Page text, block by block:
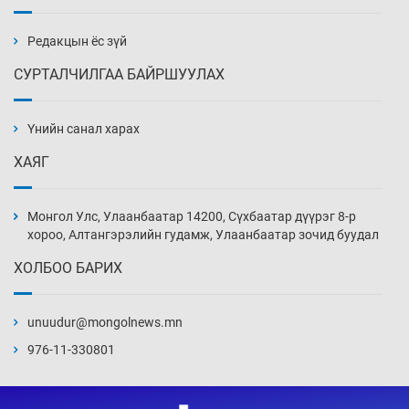
5 цаг 6 мин
нэмэгджээ
5 цаг 36 мин
6 цаг 6 мин
Редакцын ёс зүй
СУРТАЛЧИЛГАА БАЙРШУУЛАХ
Үнийн санал харах
ХАЯГ
Монгол Улс, Улаанбаатар 14200, Сүхбаатар дүүрэг 8-р
хороо, Алтангэрэлийн гудамж, Улаанбаатар зочид буудал
ХОЛБОО БАРИХ
unuudur@mongolnews.mn
976-11-330801